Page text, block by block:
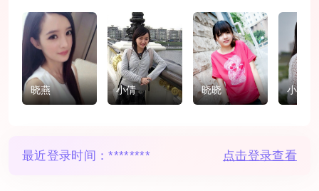
晓燕 小倩 晓晓 小优
最近登录时间：******** 点击登录查看